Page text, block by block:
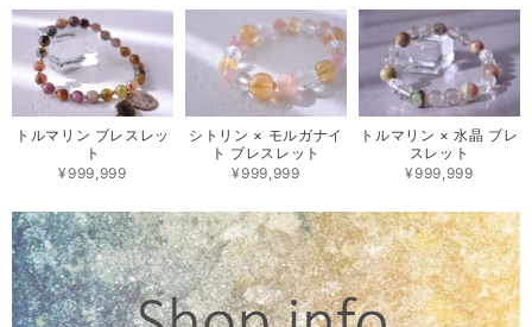
トルマリン ブレスレッ
ト
¥999,999
シトリン × モルガナイ
ト ブレスレット
¥999,999
トルマリン × 水晶 ブレ
スレット
¥999,999